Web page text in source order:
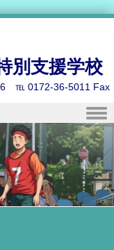
別支援学校